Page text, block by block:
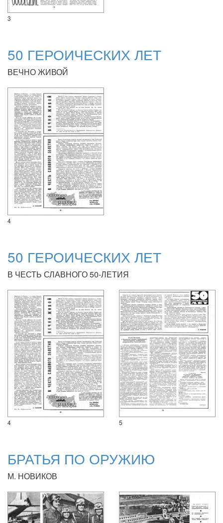
3
50 ГЕРОИЧЕСКИХ ЛЕТ
ВЕЧНО ЖИВОЙ
4
50 ГЕРОИЧЕСКИХ ЛЕТ
В ЧЕСТЬ СЛАВНОГО 50-ЛЕТИЯ
4 5
БРАТЬЯ ПО ОРУЖИЮ
М. НОВИКОВ